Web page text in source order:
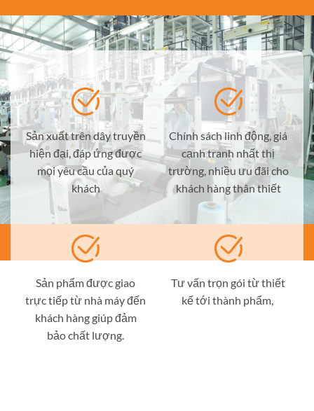
Sản xuất trên dây truyền
hiện đại, đáp ứng được
mọi yêu cầu của quý
khách
Chính sách linh động, giá
cạnh tranh nhất thị
trường, nhiều ưu đãi cho
khách hàng thân thiết
Sản phẩm được giao
trực tiếp từ nhà máy đến
khách hàng giúp đảm
bảo chất lượng.
Tư vấn trọn gói từ thiết
kế tới thành phẩm,